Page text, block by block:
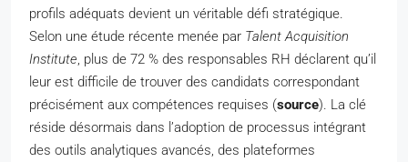
profils adéquats devient un véritable défi stratégique.
Selon une étude récente menée par Talent Acquisition
Institute, plus de 72 % des responsables RH déclarent qu’il
leur est difficile de trouver des candidats correspondant
précisément aux compétences requises (source). La clé
réside désormais dans l’adoption de processus intégrant
des outils analytiques avancés, des plateformes